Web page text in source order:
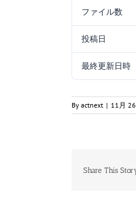
ファイル数
投稿日
最終更新日時
By actnext | 11月
Share This